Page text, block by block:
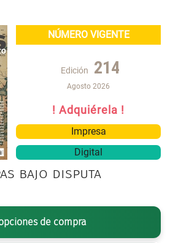
NÚMERO VIGENTE
Edición 214
Agosto 2026
! Adquiérela !
Impresa
Digital
bajo disputa
de compra